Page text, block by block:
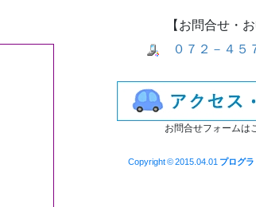
【お問合せ・
０７２－４５
お問合せフォームは
Copyright © 2015.04.01 プログ